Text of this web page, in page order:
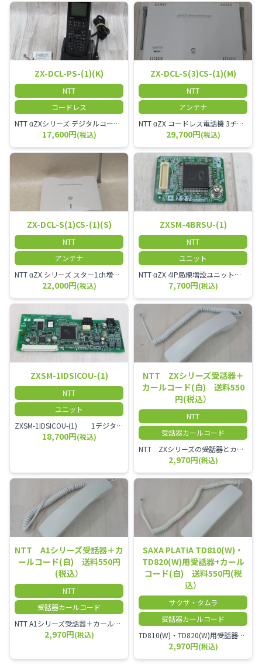
ZX-DCL-PS-(1)(K)
NTT
コードレス
NTT αZXシリーズ デジタルコードレス電話機（黒） 倉庫や工場など、オフィスから離れて仕事をする方に適しています。 コードレス単体では使用できないので、別途、専用の主装置及びアンテナが必要です。
17,600円(税込)
ZX-DCL-S(3)CS-(1)(M)
NTT
アンテナ
NTT αZX コードレス電話機 3チャンネル用 接続装置 マスター デジタルコードレス（ZX-DCL-PS等）の専用管理用アンテナです。
29,700円(税込)
ZX-DCL-S(1)CS-(1)(S)
NTT
アンテナ
NTT αZX シリーズ スター1ch増設接続装置 コードレス接続用アンテナ ZX-DCL-S1CS-1M ZX-DCL-PS等と組み合わせて使用します。 ZX-DCL-PSを複数台接続できますが同時に通話できるのは１台のみです。
22,000円(税込)
ZXSM-4BRSU-(1)
NTT
ユニット
NTT αZX 4IP局線増設ユニット ひかり電話オフィスタイプで4ch以上にしたい場合必要となるユニットです。
7,700円(税込)
ZXSM-1IDSICOU-(1)
NTT
ユニット
ZXSM-1IDSICOU-(1) 1デジタル局線ユニット
18,700円(税込)
NTT ZXシリーズ受話器＋
カールコード(白) 送料550
円(税込）
NTT
受話器カールコード
NTT ZXシリーズの受話器とカールコードセット／本商品は中古品となります。 写真では分かりにくいキズ・汚れなどの使用感があります。 経年変化で日焼けの色味が強くなる場合がございます。 予めご理解・ご了承頂きますようお願いいたします。
2,970円(税込)
NTT A1シリーズ受話器＋カ
ールコード(白) 送料550円
(税込）
NTT
受話器カールコード
NTT A1シリーズ受話器＋カールコード セット／本商品は中古品となります。 写真では分かりにくいキズ・汚れなどの使用感があります。 経年変化で日焼けの色味が強くなる場合がございます。 予めご理解・ご了承頂きますようお願いいたします。
2,970円(税込)
SAXA PLATIA TD810(W)・
TD820(W)用受話器+カール
コード(白) 送料550円(税
込）
サクサ・タムラ
受話器カールコード
TD810(W)・TD820(W)用受話器＋カールコード セット／本商品は中古品となります。 写真では分かりにくいキズ・汚れなどの使用感があります。 予めご理解・ご了承頂きますようお願いいたします。
2,970円(税込)